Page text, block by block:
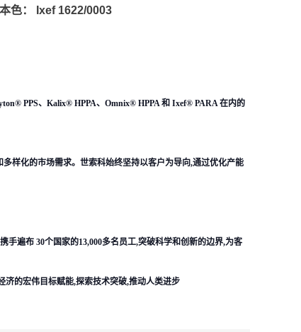
色： Ixef 1622/0003
PPS、Kalix® HPPA、Omnix® HPPA 和 Ixef® PARA 在内的
样化的市场需求。世索科始终坚持以客户为导向,通过优化产能
遍布 30个国家的13,000多名员工,突破科学和创新的边界,为客
的宏伟目标赋能,探索技术突破,推动人类进步